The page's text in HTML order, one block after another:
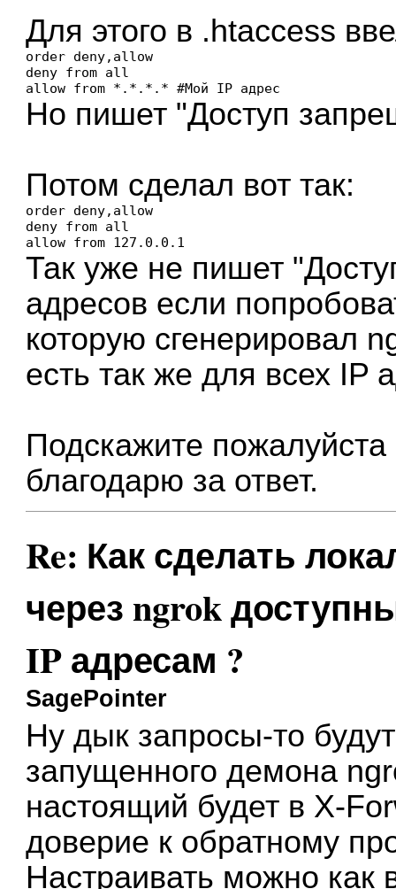
Для этого в .htaccess
order deny,allow
deny from all
Но пишет "Доступ
Потом сделал вот так:
order deny,allow
deny from all
Так уже не пишет
адресов если
которую сгенерировал
есть так же для всех IP
Подскажите
благодарю за ответ.
Re: Как сделать
через ngrok
IP адресам ?
SagePointer
Ну дык запросы-то
запущенного демона
настоящий будет в X-
доверие к обратному
Настраивать можно как